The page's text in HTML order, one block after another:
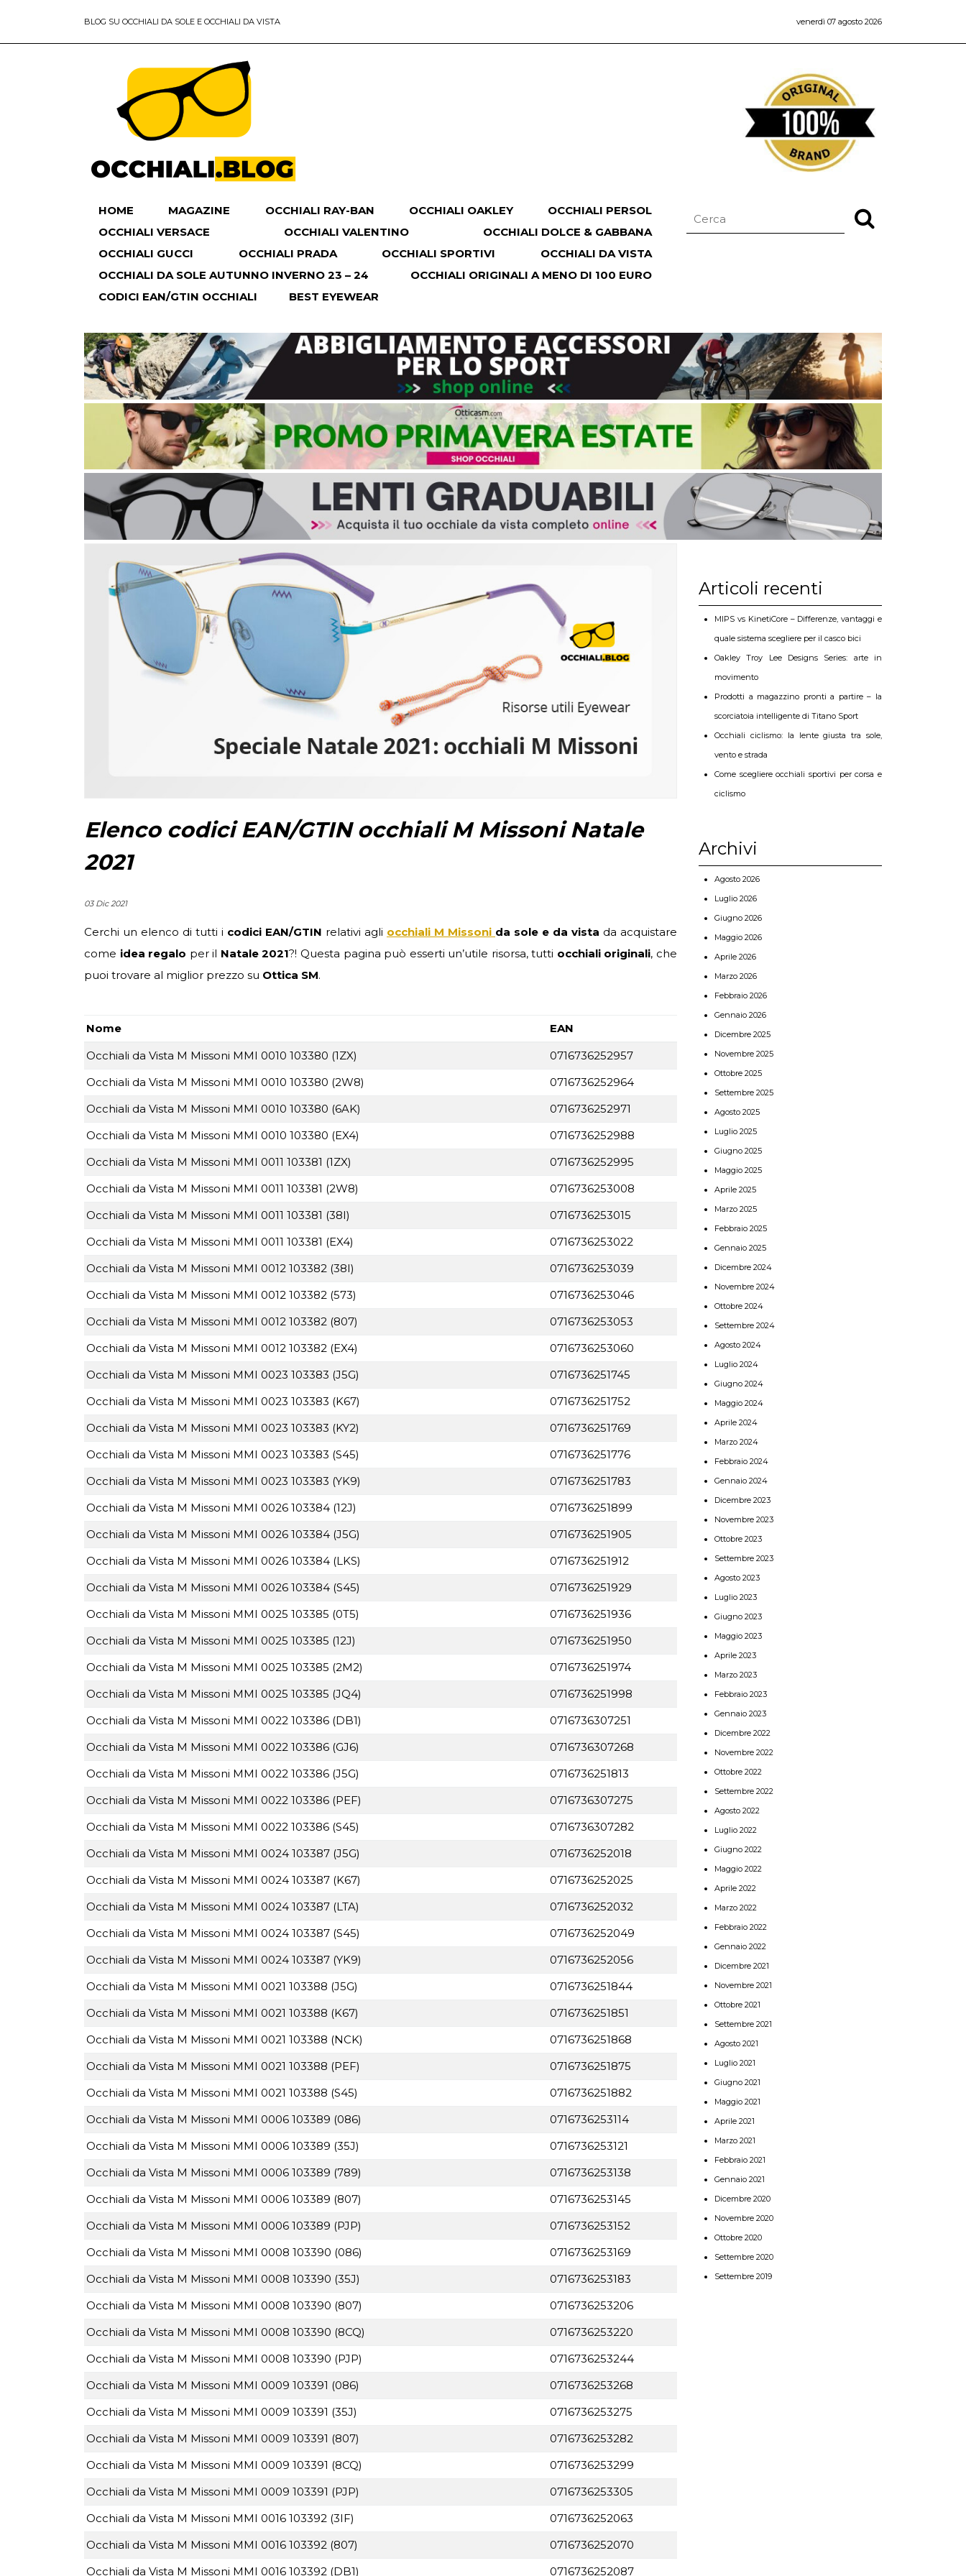
BLOG SU OCCHIALI DA SOLE E OCCHIALI DA VISTA venerdì 07 agosto 2026
HOME MAGAZINE OCCHIALI RAY-BAN OCCHIALI OAKLEY
OCCHIALI PERSOL
OCCHIALI VERSACE
OCCHIALI VALENTINO
OCCHIALI DOLCE & GABBANA
OCCHIALI GUCCI
OCCHIALI PRADA OCCHIALI SPORTIVI
OCCHIALI DA VISTA
OCCHIALI DA SOLE AUTUNNO INVERNO 23 – 24
OCCHIALI ORIGINALI A MENO DI 100 EURO
CODICI EAN/GTIN OCCHIALI
BEST EYEWEAR
Elenco codici EAN/GTIN occhiali M Missoni Natale
2021
03 Dic 2021
Cerchi un elenco di tutti i codici EAN/GTIN relativi agli occhiali M Missoni da sole e da vista da acquistare
come idea regalo per il Natale 2021?! Questa pagina può esserti un’utile risorsa, tutti occhiali originali, che
puoi trovare al miglior prezzo su Ottica SM.
Nome
EAN
Occhiali da Vista M Missoni MMI 0010 103380 (1ZX)
0716736252957
Occhiali da Vista M Missoni MMI 0010 103380 (2W8)
0716736252964
Occhiali da Vista M Missoni MMI 0010 103380 (6AK)
0716736252971
Occhiali da Vista M Missoni MMI 0010 103380 (EX4)
0716736252988
Occhiali da Vista M Missoni MMI 0011 103381 (1ZX)
0716736252995
Occhiali da Vista M Missoni MMI 0011 103381 (2W8)
0716736253008
Occhiali da Vista M Missoni MMI 0011 103381 (38I)
0716736253015
Occhiali da Vista M Missoni MMI 0011 103381 (EX4)
0716736253022
Occhiali da Vista M Missoni MMI 0012 103382 (38I)
0716736253039
Occhiali da Vista M Missoni MMI 0012 103382 (573)
0716736253046
Occhiali da Vista M Missoni MMI 0012 103382 (807)
0716736253053
Occhiali da Vista M Missoni MMI 0012 103382 (EX4)
0716736253060
Occhiali da Vista M Missoni MMI 0023 103383 (J5G)
0716736251745
Occhiali da Vista M Missoni MMI 0023 103383 (K67)
0716736251752
Occhiali da Vista M Missoni MMI 0023 103383 (KY2)
0716736251769
Occhiali da Vista M Missoni MMI 0023 103383 (S45)
0716736251776
Occhiali da Vista M Missoni MMI 0023 103383 (YK9)
0716736251783
Occhiali da Vista M Missoni MMI 0026 103384 (12J)
0716736251899
Occhiali da Vista M Missoni MMI 0026 103384 (J5G)
0716736251905
Occhiali da Vista M Missoni MMI 0026 103384 (LKS)
0716736251912
Occhiali da Vista M Missoni MMI 0026 103384 (S45)
0716736251929
Occhiali da Vista M Missoni MMI 0025 103385 (0T5)
0716736251936
Occhiali da Vista M Missoni MMI 0025 103385 (12J)
0716736251950
Occhiali da Vista M Missoni MMI 0025 103385 (2M2)
0716736251974
Occhiali da Vista M Missoni MMI 0025 103385 (JQ4)
0716736251998
Occhiali da Vista M Missoni MMI 0022 103386 (DB1)
0716736307251
Occhiali da Vista M Missoni MMI 0022 103386 (GJ6)
0716736307268
Occhiali da Vista M Missoni MMI 0022 103386 (J5G)
0716736251813
Occhiali da Vista M Missoni MMI 0022 103386 (PEF)
0716736307275
Occhiali da Vista M Missoni MMI 0022 103386 (S45)
0716736307282
Occhiali da Vista M Missoni MMI 0024 103387 (J5G)
0716736252018
Occhiali da Vista M Missoni MMI 0024 103387 (K67)
0716736252025
Occhiali da Vista M Missoni MMI 0024 103387 (LTA)
0716736252032
Occhiali da Vista M Missoni MMI 0024 103387 (S45)
0716736252049
Occhiali da Vista M Missoni MMI 0024 103387 (YK9)
0716736252056
Occhiali da Vista M Missoni MMI 0021 103388 (J5G)
0716736251844
Occhiali da Vista M Missoni MMI 0021 103388 (K67)
0716736251851
Occhiali da Vista M Missoni MMI 0021 103388 (NCK)
0716736251868
Occhiali da Vista M Missoni MMI 0021 103388 (PEF)
0716736251875
Occhiali da Vista M Missoni MMI 0021 103388 (S45)
0716736251882
Occhiali da Vista M Missoni MMI 0006 103389 (086)
0716736253114
Occhiali da Vista M Missoni MMI 0006 103389 (35J)
0716736253121
Occhiali da Vista M Missoni MMI 0006 103389 (789)
0716736253138
Occhiali da Vista M Missoni MMI 0006 103389 (807)
0716736253145
Occhiali da Vista M Missoni MMI 0006 103389 (PJP)
0716736253152
Occhiali da Vista M Missoni MMI 0008 103390 (086)
0716736253169
Occhiali da Vista M Missoni MMI 0008 103390 (35J)
0716736253183
Occhiali da Vista M Missoni MMI 0008 103390 (807)
0716736253206
Occhiali da Vista M Missoni MMI 0008 103390 (8CQ)
0716736253220
Occhiali da Vista M Missoni MMI 0008 103390 (PJP)
0716736253244
Occhiali da Vista M Missoni MMI 0009 103391 (086)
0716736253268
Occhiali da Vista M Missoni MMI 0009 103391 (35J)
0716736253275
Occhiali da Vista M Missoni MMI 0009 103391 (807)
0716736253282
Occhiali da Vista M Missoni MMI 0009 103391 (8CQ)
0716736253299
Occhiali da Vista M Missoni MMI 0009 103391 (PJP)
0716736253305
Occhiali da Vista M Missoni MMI 0016 103392 (3IF)
0716736252063
Occhiali da Vista M Missoni MMI 0016 103392 (807)
0716736252070
Occhiali da Vista M Missoni MMI 0016 103392 (DB1)
0716736252087
Articoli recenti
MIPS vs KinetiCore – Differenze, vantaggi e
quale sistema scegliere per il casco bici
Oakley Troy Lee Designs Series: arte in
movimento
Prodotti a magazzino pronti a partire – la
scorciatoia intelligente di Titano Sport
Occhiali ciclismo: la lente giusta tra sole,
vento e strada
Come scegliere occhiali sportivi per corsa e
ciclismo
Archivi
Agosto 2026
Luglio 2026
Giugno 2026
Maggio 2026
Aprile 2026
Marzo 2026
Febbraio 2026
Gennaio 2026
Dicembre 2025
Novembre 2025
Ottobre 2025
Settembre 2025
Agosto 2025
Luglio 2025
Giugno 2025
Maggio 2025
Aprile 2025
Marzo 2025
Febbraio 2025
Gennaio 2025
Dicembre 2024
Novembre 2024
Ottobre 2024
Settembre 2024
Agosto 2024
Luglio 2024
Giugno 2024
Maggio 2024
Aprile 2024
Marzo 2024
Febbraio 2024
Gennaio 2024
Dicembre 2023
Novembre 2023
Ottobre 2023
Settembre 2023
Agosto 2023
Luglio 2023
Giugno 2023
Maggio 2023
Aprile 2023
Marzo 2023
Febbraio 2023
Gennaio 2023
Dicembre 2022
Novembre 2022
Ottobre 2022
Settembre 2022
Agosto 2022
Luglio 2022
Giugno 2022
Maggio 2022
Aprile 2022
Marzo 2022
Febbraio 2022
Gennaio 2022
Dicembre 2021
Novembre 2021
Ottobre 2021
Settembre 2021
Agosto 2021
Luglio 2021
Giugno 2021
Maggio 2021
Aprile 2021
Marzo 2021
Febbraio 2021
Gennaio 2021
Dicembre 2020
Novembre 2020
Ottobre 2020
Settembre 2020
Settembre 2019